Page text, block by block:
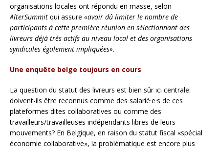
organisations locales ont répondu en masse, selon
AlterSummit qui assure «avoir dû limiter le nombre de
participants à cette première réunion en sélectionnant des
livreurs déjà très actifs au niveau local et des organisations
syndicales également impliquées».
Une enquête belge toujours en cours
La question du statut des livreurs est bien sûr ici centrale:
doivent-ils être reconnus comme des salarié·e·s de ces
plateformes dites collaboratives ou comme des
travailleurs/travailleuses indépendants libres de leurs
mouvements? En Belgique, en raison du statut fiscal «spécial
économie collaborative», la problématique est encore plus